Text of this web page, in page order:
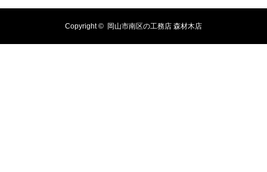
Copyright © 岡山市南区の工務店 森材木店